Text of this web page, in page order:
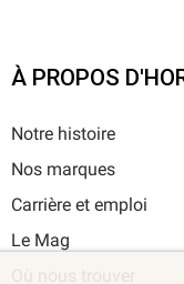
À PROPOS
Notre histoire
Nos marques
Carrière et emploi
Le Mag